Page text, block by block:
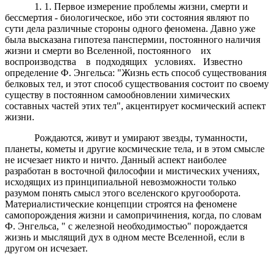
1. 1. Первое измерение проблемы жизни, смерти и
бессмертия - биологическое, ибо эти состояния являют по
сути дела различные стороны одного феномена. Давно уже
была высказана гипотеза панспермии, постоянного наличия
жизни и смерти во Вселенной, постоянного их
воспроизводства в подходящих условиях. Известно
определение Ф. Энгельса: "Жизнь есть способ существования
белковых тел, и этот способ существования состоит по своему
существу в постоянном самообновлении химических
составных частей этих тел", акцентирует космический аспект
жизни.
Рождаются, живут и умирают звезды, туманности,
планеты, кометы и другие космические тела, и в этом смысле
не исчезает никто и ничто. Данный аспект наиболее
разработан в восточной философии и мистических учениях,
исходящих из принципиальной невозможности только
разумом понять смысл этого вселенского кругооборота.
Материалистические концепции строятся на феномене
самопорождения жизни и самопричинения, когда, по словам
Ф. Энгельса, " с железной необходимостью" порождается
жизнь и мыслящий дух в одном месте Вселенной, если в
другом он исчезает.